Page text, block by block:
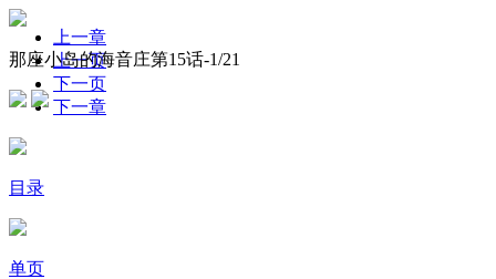
那座小岛的海音庄第15话-1/21
上一章
上一页
下一页
下一章
目录
单页